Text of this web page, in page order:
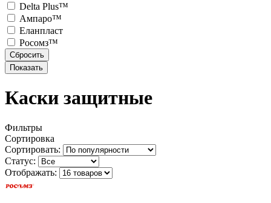
Delta Plus™
Ампаро™
Еланпласт
Росомз™
Каски защитные
Фильтры
Сортировка
Сортировать:
Статус:
Отображать: